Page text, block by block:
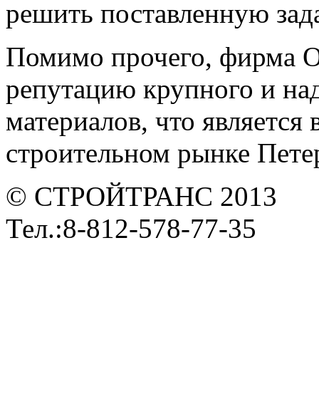
решить поставленную
Помимо прочего, фирма
репутацию крупного и
материалов, что
строительном рынке
© СТРОЙТРАНС 2013
Тел.:8-812-578-77-35